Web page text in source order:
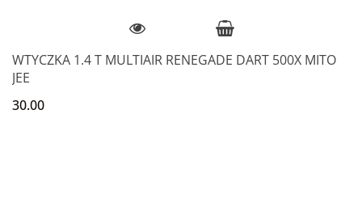
WTYCZKA 1.4 T MULTIAIR RENEGADE DART 500X MITO
JEE
30.00